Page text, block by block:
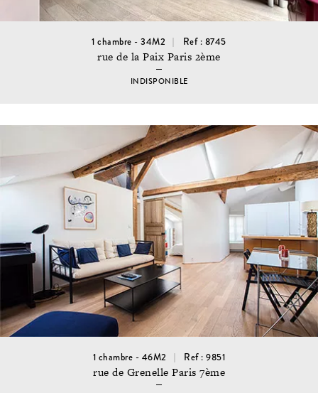
1 chambre - 34M2 Ref : 8745
rue de la Paix Paris 2ème
INDISPONIBLE
1 chambre - 46M2 Ref : 9851
rue de Grenelle Paris 7ème